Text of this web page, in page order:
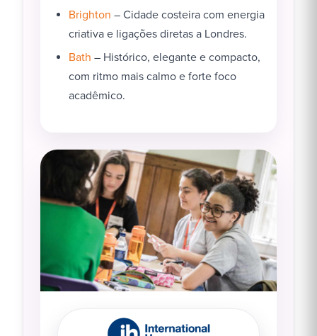
Brighton – Cidade costeira com energia
criativa e ligações diretas a Londres.
Bath – Histórico, elegante e compacto,
com ritmo mais calmo e forte foco
acadêmico.